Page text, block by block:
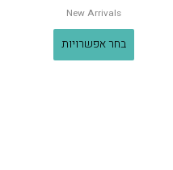
New Arrivals
בחר אפשרויות